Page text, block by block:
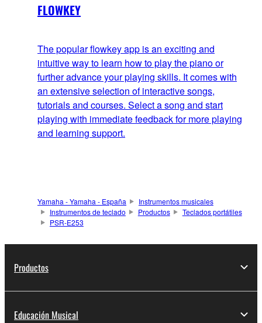
FLOWKEY
The popular flowkey app is an exciting and
intuitive way to learn how to play the piano or
further advance your playing skills. It comes with
an extensive selection of interactive songs,
tutorials and courses. Select a song and start
playing with immediate feedback for more playing
and learning support.
Yamaha - Yamaha - España
Instrumentos musicales
Instrumentos de teclado
Productos
Teclados portátiles
PSR-E253
Productos
Educación Musical